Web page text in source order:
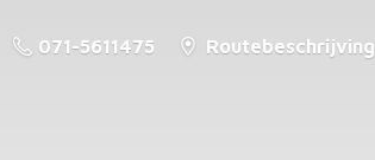
071-5611475 Routebeschrijving